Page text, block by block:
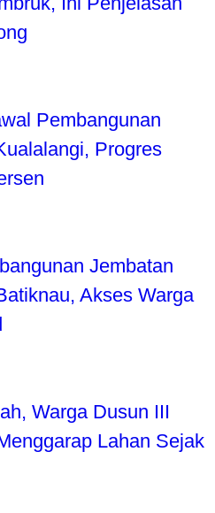
Pembangunan
Progres
Jembatan
Akses Warga
Warga Dusun III
Lahan Sejak